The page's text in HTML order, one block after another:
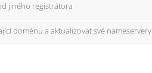
jiného registrátora
doménu a aktualizovat své nameservery